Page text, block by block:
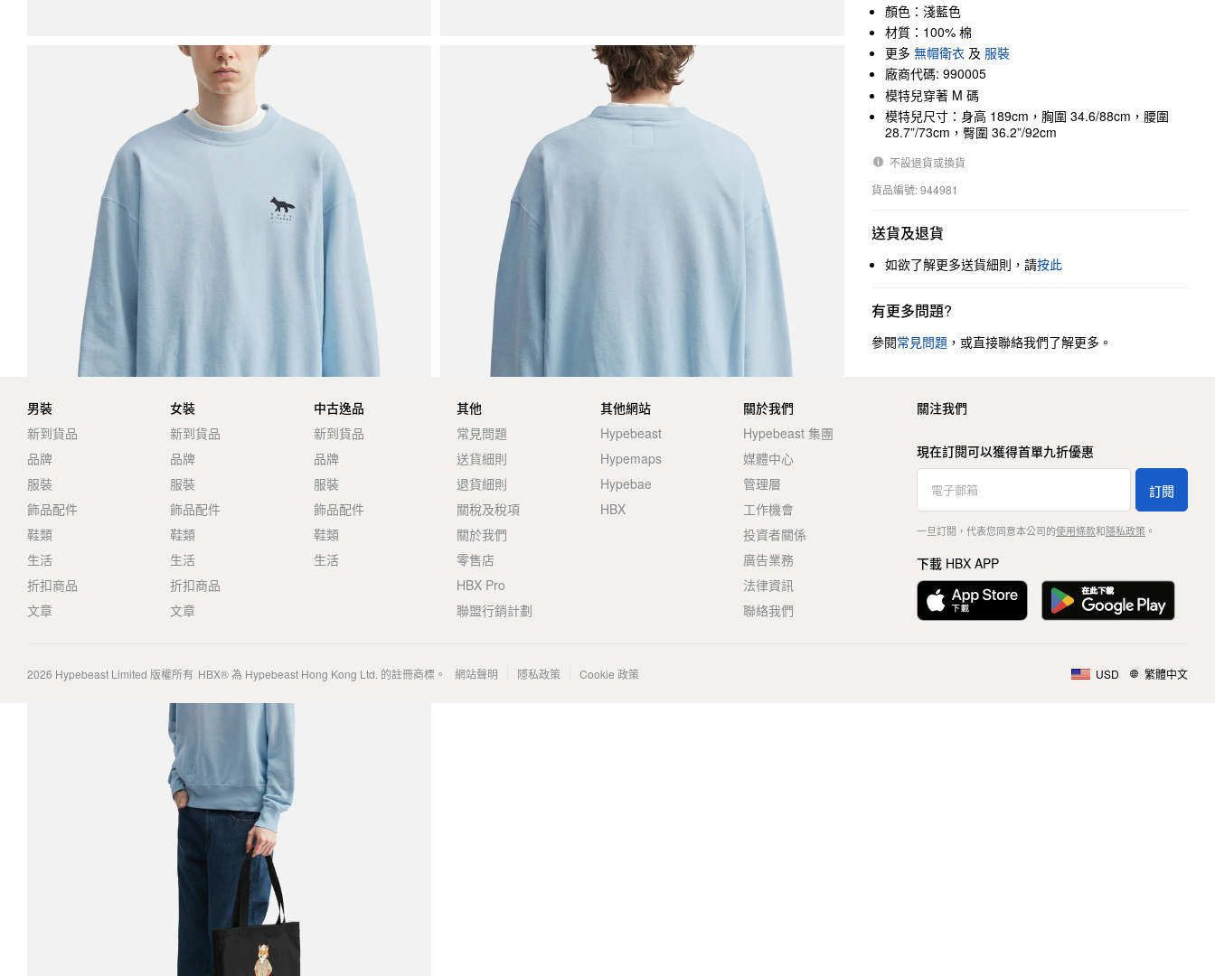
顏色：淺藍色
材質：100% 棉
更多 無帽衛衣 及 服裝
廠商代碼: 990005
模特兒穿著 M 碼
模特兒尺寸：身高 189cm，胸圍 34.6/88cm，腰圍
28.7”/73cm，臀圍 36.2”/92cm
不設退貨或換貨
貨品編號: 944981
送貨及退貨
如欲了解更多送貨細則，請按此
有更多問題?
參閱常見問題 ，或直接聯絡我們了解更多。
男裝
新到貨品
品牌
服裝
飾品配件
鞋類
生活
折扣商品
文章
女裝
新到貨品
品牌
服裝
飾品配件
鞋類
生活
折扣商品
文章
中古逸品
新到貨品
品牌
服裝
飾品配件
鞋類
生活
其他
常見問題
送貨細則
退貨細則
關稅及稅項
關於我們
零售店
HBX Pro
聯盟行銷計劃
其他網站
Hypebeast
Hypemaps
Hypebae
HBX
關於我們
Hypebeast 集團
媒體中心
管理層
工作機會
投資者關係
廣告業務
法律資訊
聯絡我們
關注我們
現在訂閱可以獲得首單九折優惠
訂閱
一旦訂閱，代表您同意本公司的使用條款和隱私政策。
下載 HBX APP
2026 Hypebeast Limited 版權所有 HBX® 為 Hypebeast Hong Kong Ltd. 的註冊商標。 網站聲明 隱私政策 Cookie 政策 USD 繁體中文